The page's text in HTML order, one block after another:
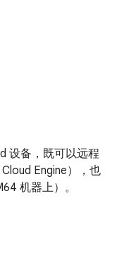
设备，既可以远程
Engine），也
机器上）。